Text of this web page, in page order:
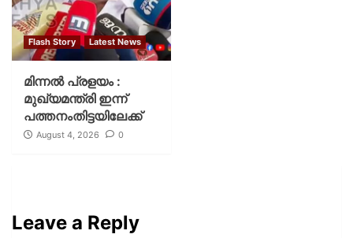
Flash Story Latest News
മിന്നല്‍ പ്രളയം :
മുഖ്യമന്ത്രി ഇന്ന്
പത്തനംതിട്ടയിലേക്ക്
August 4, 2026 0
Leave a Reply